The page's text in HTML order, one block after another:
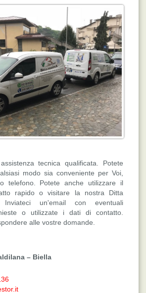
tecnica qualificata. Potete
modo sia conveniente per Voi,
telefono. Potete anche utilizzare il
rapido o visitare la nostra Ditta
Inviateci un'email con eventuali
o utilizzate i dati di contatto.
alle vostre domande.
– Biella